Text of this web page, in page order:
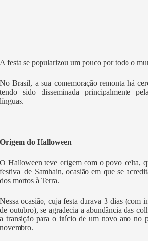
A festa se popularizou um pouco por todo o
No Brasil, a sua comemoração remonta há
tendo sido disseminada principalmente
línguas.
Origem do Halloween
O Halloween teve origem com o povo celta,
festival de Samhain, ocasião em que se
dos mortos à Terra.
Nessa ocasião, cuja festa durava 3 dias (com
de outubro), se agradecia a abundância das
a transição para o início de um novo ano no
novembro.